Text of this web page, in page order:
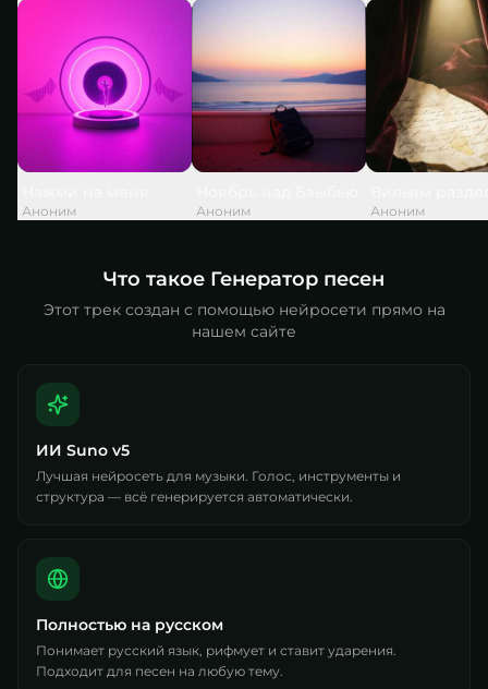
Аноним Аноним Аноним
Что такое Генератор песен
Этот трек создан с помощью нейросети прямо на
нашем сайте
ИИ Suno v5
Лучшая нейросеть для музыки. Голос, инструменты и
структура — всё генерируется автоматически.
Полностью на русском
Понимает русский язык, рифмует и ставит ударения.
Подходит для песен на любую тему.